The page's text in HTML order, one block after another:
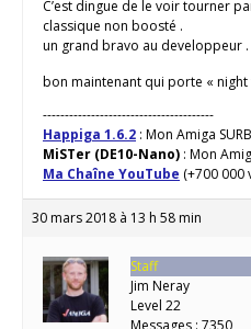
C’est dingue de le voir tourner
classique non boosté .
un grand bravo au developpeur .
bon maintenant qui porte « night
---------------------------------------
Happiga 1.6.2 : Mon Amiga
MiSTer (DE10-Nano) : Mon
Ma Chaîne YouTube (+700 000
30 mars 2018 à 13 h 58 min
Staff
Jim Neray
Level 22
Messages : 7350